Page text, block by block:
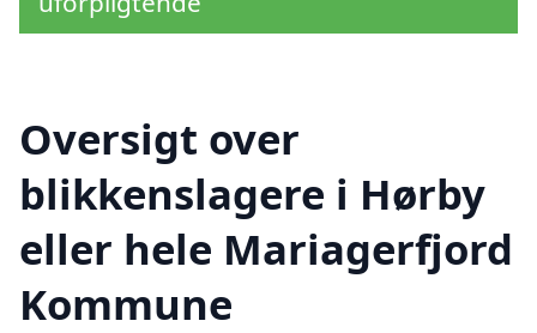
Oversigt over
blikkenslagere i Hørby
eller hele Mariagerfjord
Kommune